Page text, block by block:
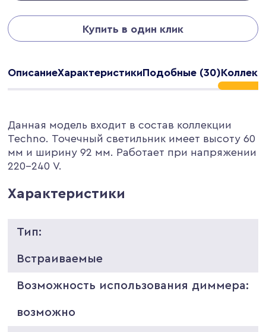
Купить в один клик
ОписаниеХарактеристикиПодобные (30)
Данная модель входит в состав коллекции
Techno. Точечный светильник имеет высоту 60
мм и ширину 92 мм. Работает при напряжении
220-240 V.
Характеристики
Тип:
Встраиваемые
Возможность использования диммера:
возможно